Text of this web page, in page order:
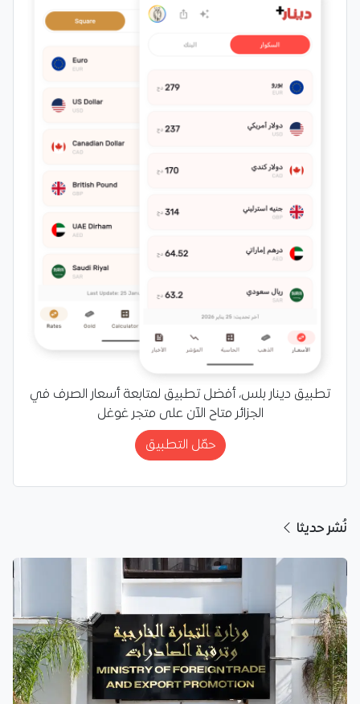
تطبيق دينار بلس، أفضل تطبيق لمتابعة أسعار الصرف في
الجزائر متاح الآن على متجر غوغل
حمّل التطبيق
نُشر حديثا